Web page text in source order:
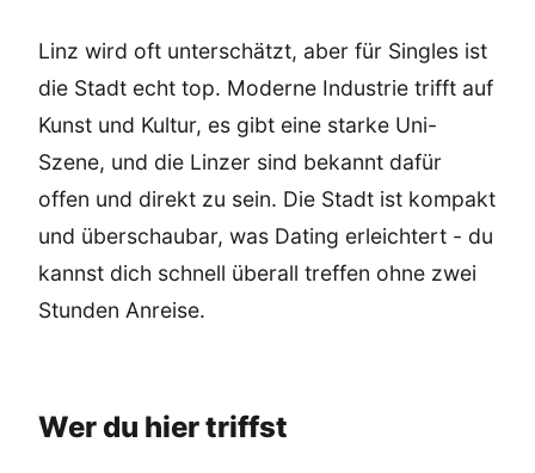
Linz wird oft unterschätzt, aber für Singles ist
die Stadt echt top. Moderne Industrie trifft auf
Kunst und Kultur, es gibt eine starke Uni-
Szene, und die Linzer sind bekannt dafür
offen und direkt zu sein. Die Stadt ist kompakt
und überschaubar, was Dating erleichtert - du
kannst dich schnell überall treffen ohne zwei
Stunden Anreise.
Wer du hier triffst